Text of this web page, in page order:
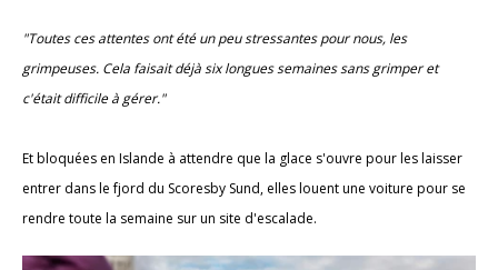
"Toutes ces attentes ont été un peu stressantes pour nous, les
grimpeuses. Cela faisait déjà six longues semaines sans grimper et
c'était difficile à gérer."
Et bloquées en Islande à attendre que la glace s'ouvre pour les laisser
entrer dans le fjord du Scoresby Sund, elles louent une voiture pour se
rendre toute la semaine sur un site d'escalade.